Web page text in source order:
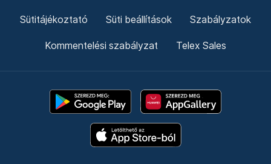
Sütitájékoztató Süti beállítások Szabályzatok
Kommentelési szabályzat Telex Sales